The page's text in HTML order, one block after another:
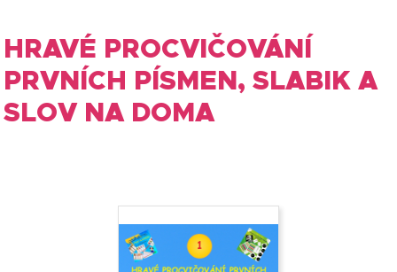
HRAVÉ PROCVIČOVÁNÍ
PRVNÍCH PÍSMEN, SLABIK A
SLOV NA DOMA